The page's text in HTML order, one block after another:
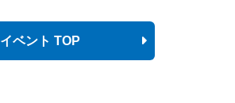
イベント TOP